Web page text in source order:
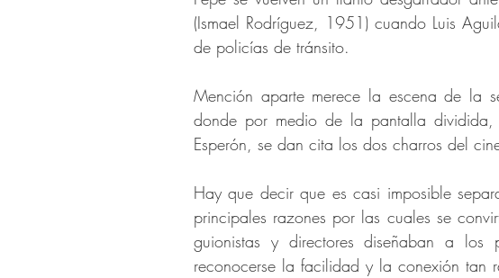
(Ismael Rodríguez, 1951) cuando Luis
de policías de tránsito.
Mención aparte merece la escena de la
donde por medio de la pantalla
Esperón, se dan cita los dos charros del
Hay que decir que es casi imposible
principales razones por las cuales se
guionistas y directores diseñaban a los
reconocerse la facilidad y la conexión tan